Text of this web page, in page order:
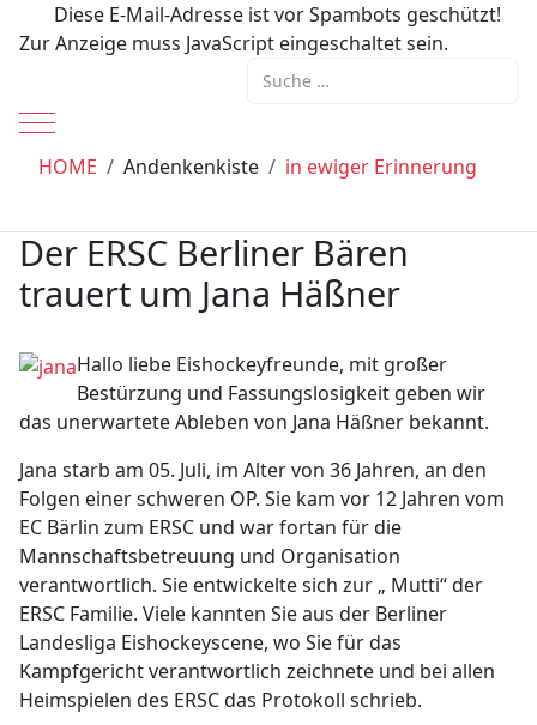
Diese E-Mail-Adresse ist vor Spambots geschützt!
Zur Anzeige muss JavaScript eingeschaltet sein.
Suchen
Mobile Menu Toggle
HOME
Andenkenkiste in ewiger Erinnerung
Der ERSC Berliner Bären
trauert um Jana Häßner
Hallo liebe Eishockeyfreunde, mit großer
Bestürzung und Fassungslosigkeit geben wir
das unerwartete Ableben von Jana Häßner bekannt.
Jana starb am 05. Juli, im Alter von 36 Jahren, an den
Folgen einer schweren OP. Sie kam vor 12 Jahren vom
EC Bärlin zum ERSC und war fortan für die
Mannschaftsbetreuung und Organisation
verantwortlich. Sie entwickelte sich zur „ Mutti“ der
ERSC Familie. Viele kannten Sie aus der Berliner
Landesliga Eishockeyscene, wo Sie für das
Kampfgericht verantwortlich zeichnete und bei allen
Heimspielen des ERSC das Protokoll schrieb.